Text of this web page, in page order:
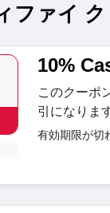
ファイ
10%
このクーポ
引になりま
有効期限が切